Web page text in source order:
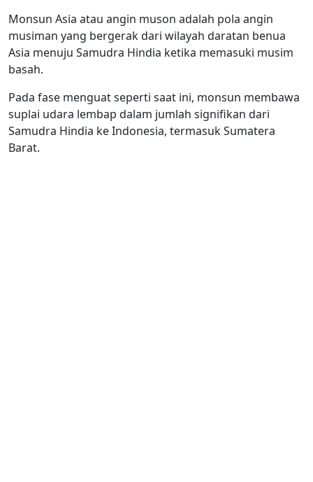
Monsun Asia atau angin muson adalah pola angin
musiman yang bergerak dari wilayah daratan benua
Asia menuju Samudra Hindia ketika memasuki musim
basah.
Pada fase menguat seperti saat ini, monsun membawa
suplai udara lembap dalam jumlah signifikan dari
Samudra Hindia ke Indonesia, termasuk Sumatera
Barat.